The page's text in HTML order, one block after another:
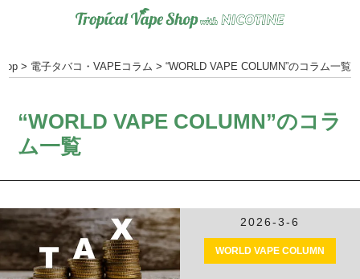
> 電子タバコ・VAPEコラム >“WORLD VAPE COLUMN”のコラム一覧
“WORLD VAPE COLUMN”のコラ
ム一覧
2026-3-6
WORLD VAPE COLUMN